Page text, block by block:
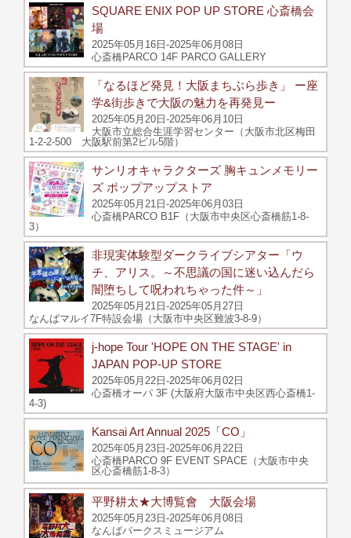
SQUARE ENIX POP UP STORE 心斎橋会
場
2025年05月16日-2025年06月08日
心斎橋PARCO 14F PARCO GALLERY
「なるほど発見！大阪まちぶら歩き」 ー座
学&街歩きで大阪の魅力を再発見ー
2025年05月20日-2025年06月10日
大阪市立総合生涯学習センター（大阪市北区梅田
1-2-2-500 大阪駅前第2ビル5階）
サンリオキャラクターズ 胸キュンメモリー
ズ ポップアップストア
2025年05月21日-2025年06月03日
心斎橋PARCO B1F（大阪市中央区心斎橋筋1-8-
3）
非現実体験型ダークライブシアター「ウ
チ、アリス。～不思議の国に迷い込んだら
闇堕ちして呪われちゃった件～」
2025年05月21日-2025年05月27日
なんばマルイ7F特設会場（大阪市中央区難波3-8-9）
j-hope Tour 'HOPE ON THE STAGE' in
JAPAN POP-UP STORE
2025年05月22日-2025年06月02日
心斎橋オーパ 3F (大阪府大阪市中央区西心斎橋1-
4-3)
Kansai Art Annual 2025「CO」
2025年05月23日-2025年06月22日
心斎橋PARCO 9F EVENT SPACE（大阪市中央
区心斎橋筋1-8-3）
平野耕太★大博覧會 大阪会場
2025年05月23日-2025年06月08日
なんばパークスミュージアム